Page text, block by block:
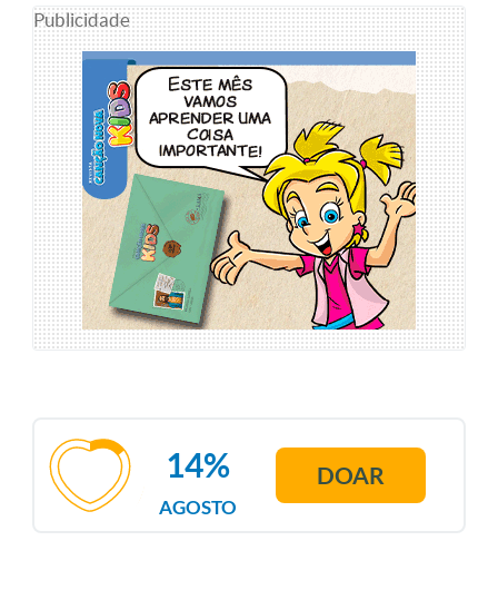
Publicidade
AGOSTO
14% DOAR